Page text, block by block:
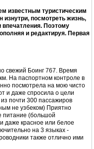
известным туристическим
изнутри, посмотреть жизнь,
Поэтому
и редактируя. Первая
свежий Боинг 767. Время
На паспортном контроле в
посмотрела на мою чисто
и даже спросила о цели
почти 300 пассажиров
не узбеком) Приятно
питание (большой
даже красное или белое
на 3 языках -
также отлично ими